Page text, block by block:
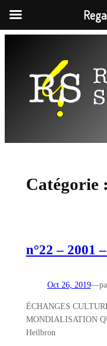
Catégorie :
n°22 – 2001
Oct 26, 2019—
ÉCHANGES
MONDIALISATION
Heilbron